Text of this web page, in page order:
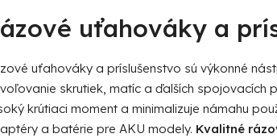
uťahováky a
uťahováky a príslušenstvo sú výkonné
skrutiek, matíc a ďalších spojovacích
krútiaci moment a minimalizuje námahu
a batérie pre AKU modely. Kvalitné